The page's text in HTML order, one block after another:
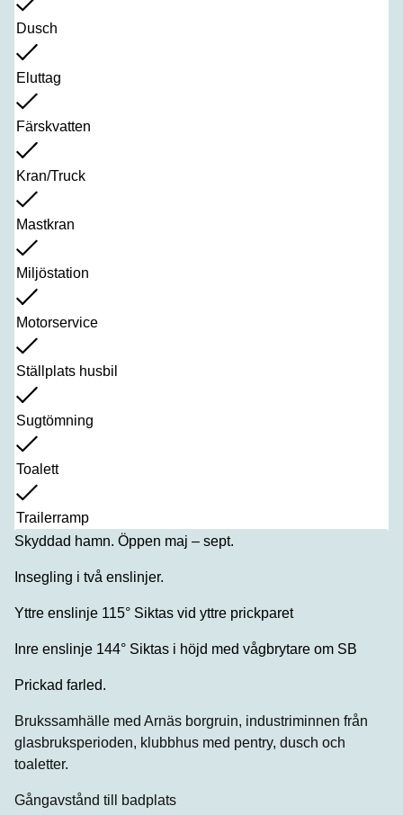
Dusch
Eluttag
Färskvatten
Kran/Truck
Mastkran
Miljöstation
Motorservice
Ställplats husbil
Sugtömning
Toalett
Trailerramp
Skyddad hamn. Öppen maj – sept.
Insegling i två enslinjer.
Yttre enslinje 115° Siktas vid yttre prickparet
Inre enslinje 144° Siktas i höjd med vågbrytare om SB
Prickad farled.
Brukssamhälle med Arnäs borgruin, industriminnen från
glasbruksperioden, klubbhus med pentry, dusch och
toaletter.
Gångavstånd till badplats